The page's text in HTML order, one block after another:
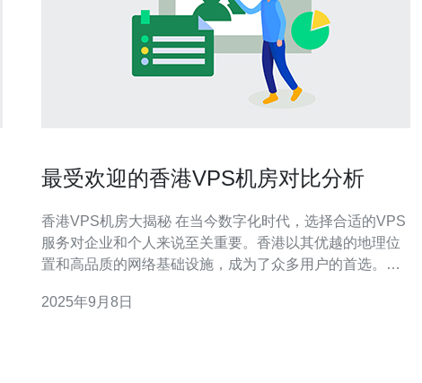
最受欢迎的香港VPS机房对比分析
香港VPS机房大揭秘 在当今数字化时代，选择合适的VPS
服务对企业和个人来说至关重要。香港以其优越的地理位
置和高品质的网络基础设施，成为了众多用户的首选。本
析，帮助您做出明智的决策。 以下是我们分析的三大精
2025年9月8日